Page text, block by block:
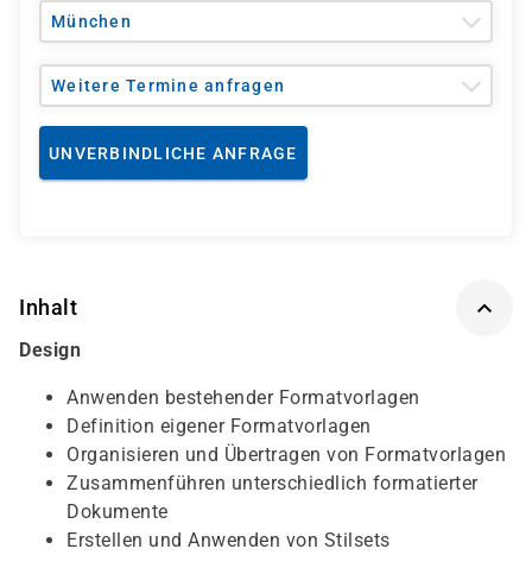
München
Weitere Termine anfragen
UNVERBINDLICHE ANFRAGE
Inhalt
Design
Anwenden bestehender Formatvorlagen
Definition eigener Formatvorlagen
Organisieren und Übertragen von Formatvorlagen
Zusammenführen unterschiedlich formatierter
Dokumente
Erstellen und Anwenden von Stilsets